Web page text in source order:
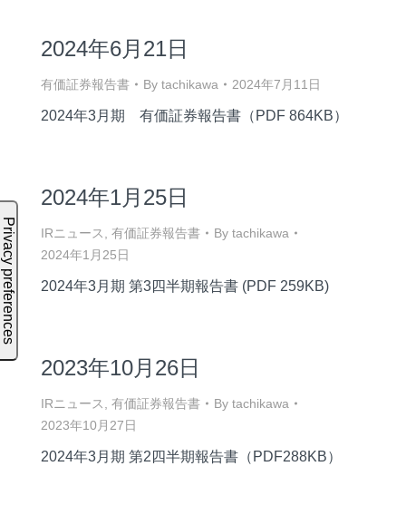
2024年6月21日
有価証券報告書 By tachikawa 2024年7月11日
2024年3月期 有価証券報告書（PDF 864KB）
2024年1月25日
IRニュース 有価証券報告書 By tachikawa
2024年1月25日
2024年3月期 第3四半期報告書 (PDF 259KB)
2023年10月26日
IRニュース 有価証券報告書 By tachikawa
2023年10月27日
2024年3月期 第2四半期報告書（PDF288KB）